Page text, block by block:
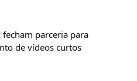
fecham parceria para
de vídeos curtos